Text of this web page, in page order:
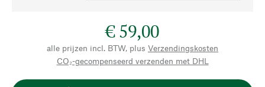
€ 59,00
alle prijzen incl. BTW, plus Verzendingskosten
CO₂-gecompenseerd verzenden met DHL